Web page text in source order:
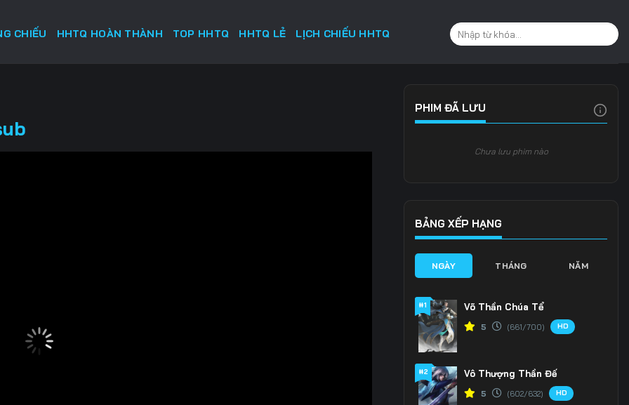
CHIẾU HHTQ HOÀN THÀNH TOP HHTQ HHTQ LẺ LỊCH CHIẾU HHTQ
PHIM ĐÃ LƯU
Chưa lưu phim nào
BẢNG XẾP HẠNG
NGÀY THÁNG NĂM
#1 Võ Thần Chúa Tể
5 (661/700) HD
#2 Vô Thượng Thần Đế
5 (602/632) HD